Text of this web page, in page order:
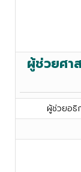
ผู้ช่วยศา
ผู้ช่วยอธิ